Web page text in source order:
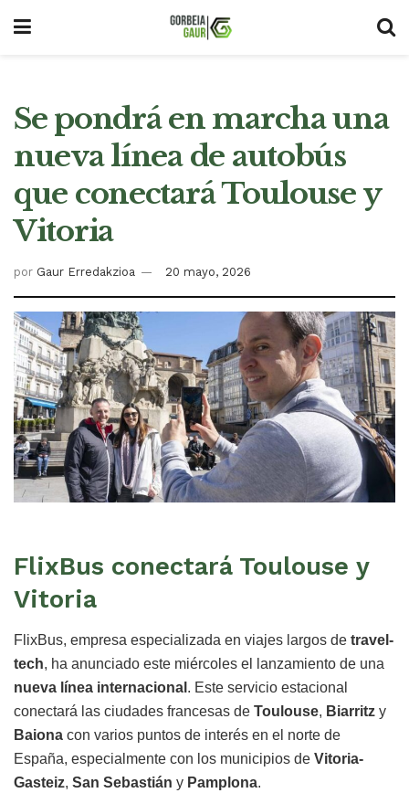
Se pondrá en marcha una
nueva línea de autobús
que conectará Toulouse y
Vitoria
por Gaur Erredakzioa 20 mayo, 2026
FlixBus conectará Toulouse y
Vitoria
FlixBus, empresa especializada en viajes largos de travel-
tech, ha anunciado este miércoles el lanzamiento de una
nueva línea internacional . Este servicio estacional
conectará las ciudades francesas de Toulouse, Biarritz y
Baiona con varios puntos de interés en el norte de
España, especialmente con los municipios de Vitoria-
Gasteiz, San Sebastián y Pamplona.